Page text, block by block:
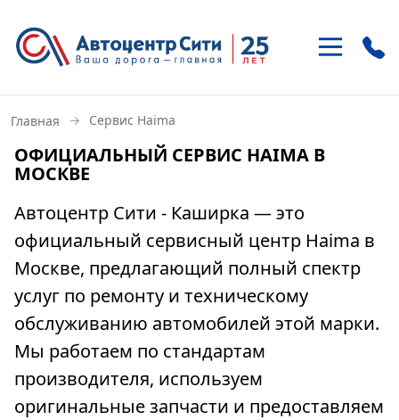
+7 (495)937-21-41
м. «Улица 1905 года»
ул. Антонова-Овсеенко 15-1
+7 (495)121-46-85
м. «Домодедовская»
Внешняя сторона МКАД, 22 км
Главная → Сервис Haima
ОФИЦИАЛЬНЫЙ СЕРВИС HAIMA В
МОСКВЕ
Автоцентр Сити - Каширка — это
официальный сервисный центр Haima в
Москве, предлагающий полный спектр
услуг по ремонту и техническому
обслуживанию автомобилей этой марки.
Мы работаем по стандартам
производителя, используем
оригинальные запчасти и предоставляем